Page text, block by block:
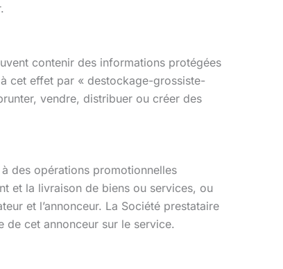
contenir des informations protégées
cet effet par « destockage-grossiste-
vendre, distribuer ou créer des
des opérations promotionnelles
et la livraison de biens ou services, ou
et l’annonceur. La Société prestataire
de cet annonceur sur le service.